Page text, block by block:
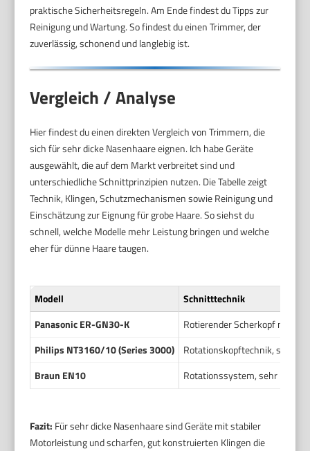
praktische Sicherheitsregeln. Am Ende findest du Tipps zur
Reinigung und Wartung. So findest du einen Trimmer, der
zuverlässig, schonend und langlebig ist.
Vergleich / Analyse
Hier findest du einen direkten Vergleich von Trimmern, die
sich für sehr dicke Nasenhaare eignen. Ich habe Geräte
ausgewählt, die auf dem Markt verbreitet sind und
unterschiedliche Schnittprinzipien nutzen. Die Tabelle zeigt
Technik, Klingen, Schutzmechanismen sowie Reinigung und
Einschätzung zur Eignung für grobe Haare. So siehst du
schnell, welche Modelle mehr Leistung bringen und welche
eher für dünne Haare taugen.
Modell
Schnitttechnik
Panasonic ER-GN30-K
Rotierender Scherkopf mit
Philips NT3160/10 (Series 3000)
Rotationskopftechnik,
Braun EN10
Rotationssystem, sehr
Fazit: Für sehr dicke Nasenhaare sind Geräte mit stabiler
Motorleistung und scharfen, gut konstruierten Klingen die